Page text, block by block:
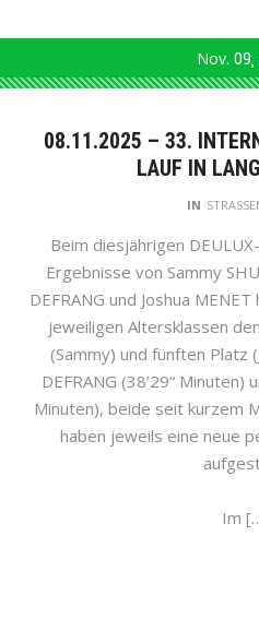
Nov. 09
08.11.2025 – 33.
LAUF IN
IN
Beim diesjährigen
Ergebnisse von Sammy
DEFRANG und Joshua
jeweiligen Altersklassen
(Sammy) und fünften Platz
DEFRANG (38’29“ Minuten)
Minuten), beide seit kurzem
haben jeweils eine neue
Im